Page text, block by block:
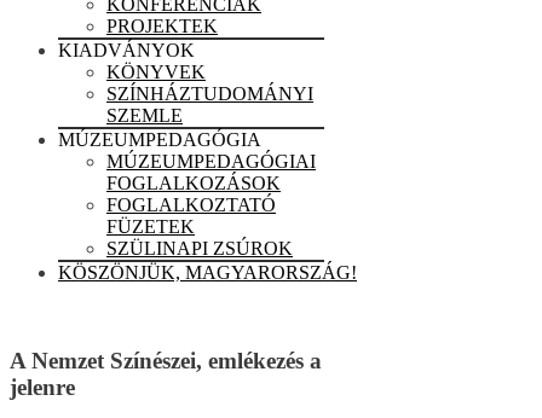
KONFERENCIÁK
PROJEKTEK
KIADVÁNYOK
KÖNYVEK
SZÍNHÁZTUDOMÁNYI
SZEMLE
MÚZEUMPEDAGÓGIA
MÚZEUMPEDAGÓGIAI
FOGLALKOZÁSOK
FOGLALKOZTATÓ
FÜZETEK
SZÜLINAPI ZSÚROK
KÖSZÖNJÜK, MAGYARORSZÁG!
A Nemzet Színészei, emlékezés a
jelenre